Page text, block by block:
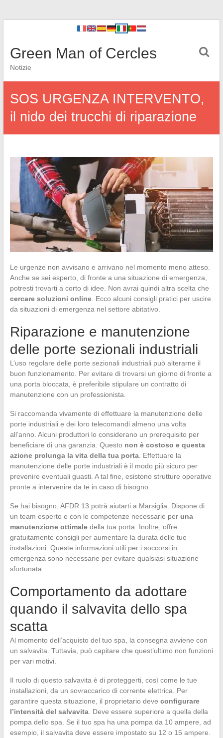
Green Man of Cercles
Notizie
SOS URGENZA INTERVENTO,
il nido dei trucchi di riparazione
Le urgenze non avvisano e arrivano nel momento meno atteso.
Anche se sei esperto, di fronte a una situazione di emergenza,
potresti trovarti a corto di idee. Non avrai quindi altra scelta che
cercare soluzioni online. Ecco alcuni consigli pratici per uscire
da situazioni di emergenza nel settore abitativo.
Riparazione e manutenzione
delle porte sezionali industriali
L’uso regolare delle porte sezionali industriali può alterarne il
buon funzionamento. Per evitare di trovarsi un giorno di fronte a
una porta bloccata, è preferibile stipulare un contratto di
manutenzione con un professionista.
Si raccomanda vivamente di effettuare la manutenzione delle
porte industriali e dei loro telecomandi almeno una volta
all’anno. Alcuni produttori lo considerano un prerequisito per
beneficiare di una garanzia. Questo non è costoso e questa
azione prolunga la vita della tua porta. Effettuare la
manutenzione delle porte industriali è il modo più sicuro per
prevenire eventuali guasti. A tal fine, esistono strutture operative
pronte a intervenire da te in caso di bisogno.
Se hai bisogno, AFDR 13 potrà aiutarti a Marsiglia. Dispone di
un team esperto e con le competenze necessarie per una
manutenzione ottimaledella tua porta. Inoltre, offre
gratuitamente consigli per aumentare la durata delle tue
installazioni. Queste informazioni utili per i soccorsi in
emergenza sono necessarie per evitare qualsiasi situazione
sfortunata.
Comportamento da adottare
quando il salvavita dello spa
scatta
Al momento dell’acquisto del tuo spa, la consegna avviene con
un salvavita. Tuttavia, può capitare che quest’ultimo non funzioni
per vari motivi.
Il ruolo di questo salvavita è di proteggerti, così come le tue
installazioni, da un sovraccarico di corrente elettrica. Per
garantire questa situazione, il proprietario deve configurare
l’intensità del salvavita. Deve essere superiore a quella della
pompa dello spa. Se il tuo spa ha una pompa da 10 ampere, ad
esempio, il salvavita deve essere impostato su 12 o 15 ampere.